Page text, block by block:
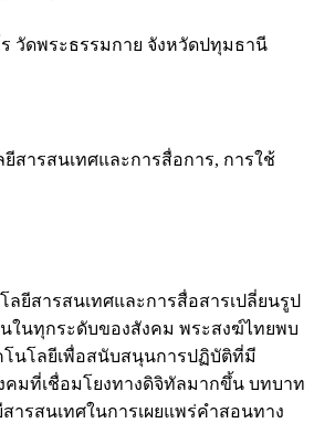
วัดพระธรรมกาย จังหวัดปทุมธานี
สารสนเทศและการสื่อการ, การใช้
ยีสารสนเทศและการสื่อสารเปลี่ยนรูป
ในทุกระดับของสังคม พระสงฆ์ไทยพบ
โนโลยีเพื่อสนับสนุนการปฏิบัติที่มี
คมที่เชื่อมโยงทางดิจิทัลมากขึ้น บทบาท
ารสนเทศในการเผยแพร่คำสอนทาง